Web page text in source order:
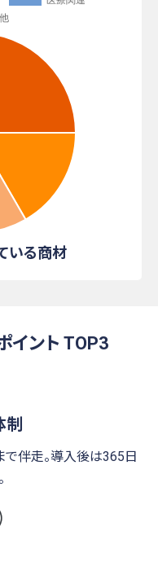
いる商材
イント TOP3
制
伴走。導入後は365日